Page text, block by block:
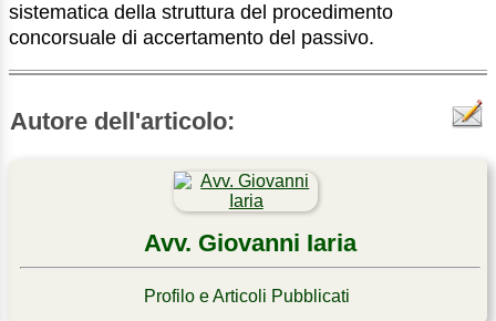
sistematica della struttura del procedimento
concorsuale di accertamento del passivo.
Autore dell'articolo:
Avv. Giovanni Iaria
Profilo e Articoli Pubblicati